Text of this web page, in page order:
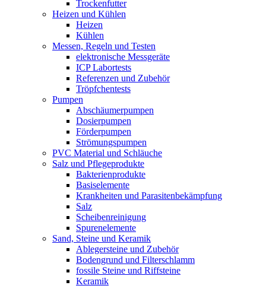
Trockenfutter
Heizen und Kühlen
Heizen
Kühlen
Messen, Regeln und Testen
elektronische Messgeräte
ICP Labortests
Referenzen und Zubehör
Tröpfchentests
Pumpen
Abschäumerpumpen
Dosierpumpen
Förderpumpen
Strömungspumpen
PVC Material und Schläuche
Salz und Pflegeprodukte
Bakterienprodukte
Basiselemente
Krankheiten und Parasitenbekämpfung
Salz
Scheibenreinigung
Spurenelemente
Sand, Steine und Keramik
Ablegersteine und Zubehör
Bodengrund und Filterschlamm
fossile Steine und Riffsteine
Keramik